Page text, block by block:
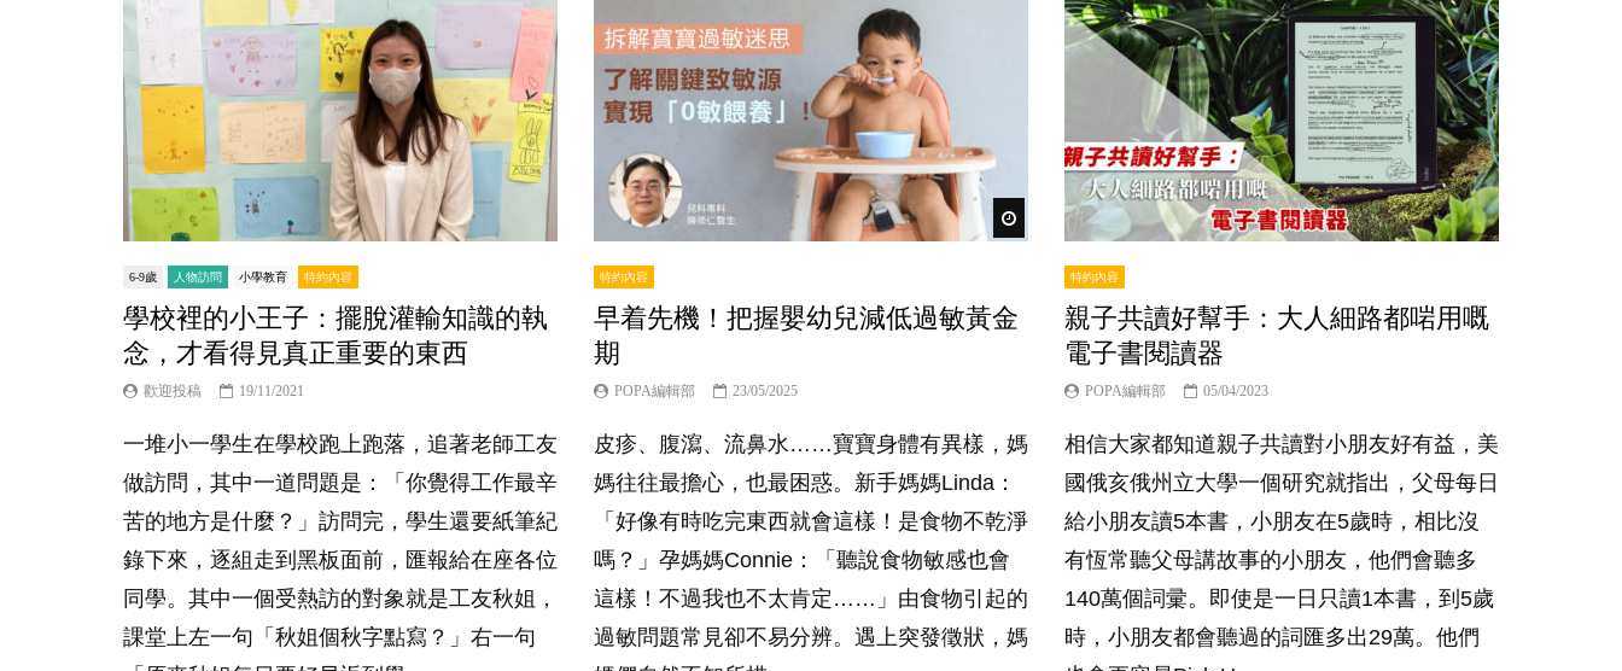
6-9歲 人物訪問 小學教育 特約內容
學校裡的小王子：擺脫灌輸知識的執
念，才看得見真正重要的東西
歡迎投稿 19/11/2021
一堆小一學生在學校跑上跑落，追著老師工友
做訪問，其中一道問題是：「你覺得工作最辛
苦的地方是什麼？」訪問完，學生還要紙筆紀
錄下來，逐組走到黑板面前，匯報給在座各位
同學。其中一個受熱訪的對象就是工友秋姐，
課堂上左一句「秋姐個秋字點寫？」右一句
Watch Later
特約內容
早着先機！把握嬰幼兒減低過敏黃金
期
POPA編輯部 23/05/2025
皮疹、腹瀉、流鼻水……寶寶身體有異樣，媽
媽往往最擔心，也最困惑。新手媽媽Linda：
「好像有時吃完東西就會這樣！是食物不乾淨
嗎？」孕媽媽Connie：「聽說食物敏感也會
這樣！不過我也不太肯定……」由食物引起的
過敏問題常見卻不易分辨。遇上突發徵狀，媽
特約內容
親子共讀好幫手：大人細路都啱用嘅
電子書閱讀器
POPA編輯部 05/04/2023
相信大家都知道親子共讀對小朋友好有益，美
國俄亥俄州立大學一個研究就指出，父母每日
給小朋友讀5本書，小朋友在5歲時，相比沒
有恆常聽父母講故事的小朋友，他們會聽多
140萬個詞彚。即使是一日只讀1本書，到5歲
時，小朋友都會聽過的詞匯多出29萬。他們